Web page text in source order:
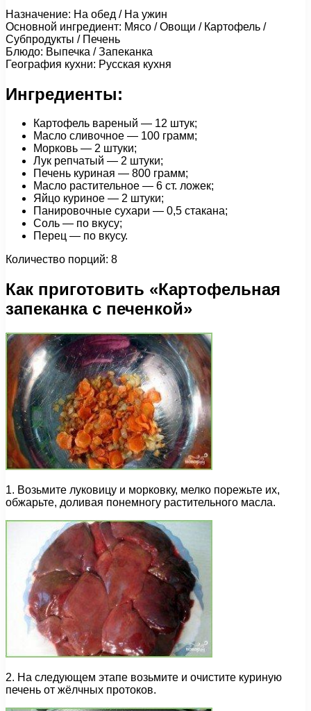
Назначение: На обед / На ужин
Основной ингредиент: Мясо / Овощи / Картофель /
Субпродукты / Печень
Блюдо: Выпечка / Запеканка
География кухни: Русская кухня
Ингредиенты:
Картофель вареный — 12 штук;
Масло сливочное — 100 грамм;
Морковь — 2 штуки;
Лук репчатый — 2 штуки;
Печень куриная — 800 грамм;
Масло растительное — 6 ст. ложек;
Яйцо куриное — 2 штуки;
Панировочные сухари — 0,5 стакана;
Соль — по вкусу;
Перец — по вкусу.
Количество порций: 8
Как приготовить «Картофельная
запеканка с печенкой»
1. Возьмите луковицу и морковку, мелко порежьте их,
обжарьте, доливая понемногу растительного масла.
2. На следующем этапе возьмите и очистите куриную
печень от жёлчных протоков.